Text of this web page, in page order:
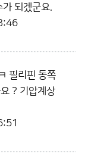
되겠군요.
필리핀 동쪽
? 기압계상